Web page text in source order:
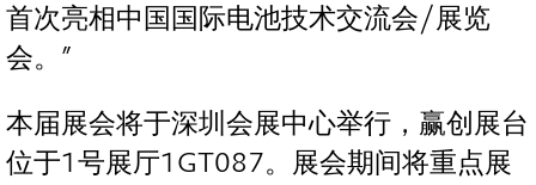
首次亮相中国国际电池技术交流会/展览
会。”
本届展会将于深圳会展中心举行，赢创展台
位于1号展厅1GT087。展会期间将重点展